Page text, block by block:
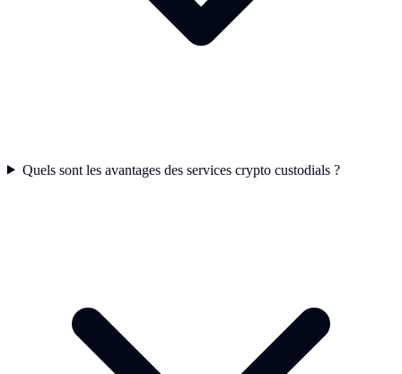
Quels sont les avantages des services crypto custodials ?